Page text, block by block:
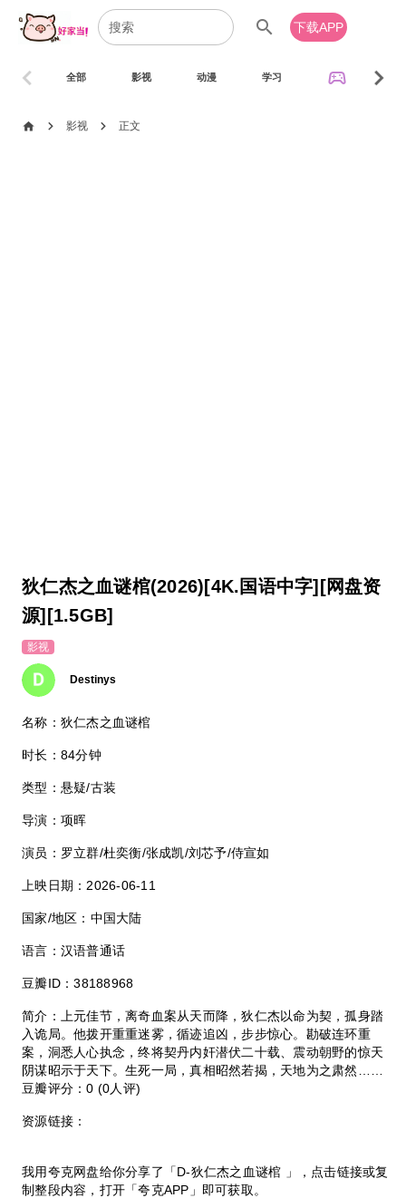
search 下载APP
全部 影视 动漫 学习 sports_esports
chevron_left chevron_right
home chevron_right 影视 chevron_right 正文
狄仁杰之血谜棺(2026)[4K.国语中字][网盘资
源][1.5GB]
影视
Destinys
名称：狄仁杰之血谜棺
时长：84分钟
类型：悬疑/古装
导演：项晖
演员：罗立群/杜奕衡/张成凯/刘芯予/侍宣如
上映日期：2026-06-11
国家/地区：中国大陆
语言：汉语普通话
豆瓣ID：38188968
简介：上元佳节，离奇血案从天而降，狄仁杰以命为契，孤身踏
入诡局。他拨开重重迷雾，循迹追凶，步步惊心。勘破连环重
案，洞悉人心执念，终将契丹内奸潜伏二十载、震动朝野的惊天
阴谋昭示于天下。生死一局，真相昭然若揭，天地为之肃然……
豆瓣评分：0 (0人评)
资源链接：
我用夸克网盘给你分享了「D-狄仁杰之血谜棺 」，点击链接或复
制整段内容，打开「夸克APP」即可获取。